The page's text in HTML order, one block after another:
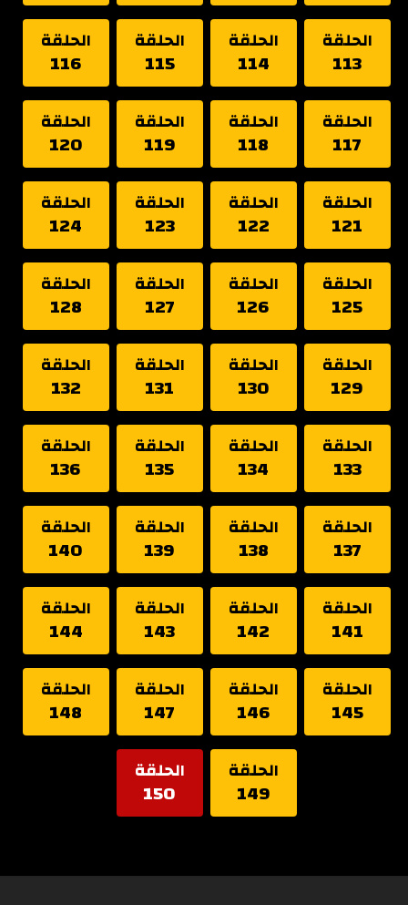
الحلقة
113
الحلقة
114
الحلقة
115
الحلقة
116
الحلقة
117
الحلقة
118
الحلقة
119
الحلقة
120
الحلقة
121
الحلقة
122
الحلقة
123
الحلقة
124
الحلقة
125
الحلقة
126
الحلقة
127
الحلقة
128
الحلقة
129
الحلقة
130
الحلقة
131
الحلقة
132
الحلقة
133
الحلقة
134
الحلقة
135
الحلقة
136
الحلقة
137
الحلقة
138
الحلقة
139
الحلقة
140
الحلقة
141
الحلقة
142
الحلقة
143
الحلقة
144
الحلقة
145
الحلقة
146
الحلقة
147
الحلقة
148
الحلقة
149
الحلقة
150